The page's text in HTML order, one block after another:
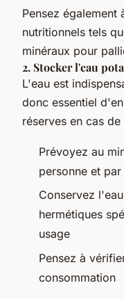
Pensez également
nutritionnels tels
minéraux pour
2. Stocker l'eau
L'eau est
donc essentiel
réserves en cas
Prévoyez au
personne et
Conservez
hermétiques
usage
Pensez à
consommation